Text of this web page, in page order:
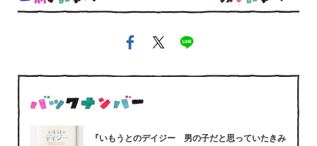
『いもうとのデイジー 男の子だと思っていたきみ